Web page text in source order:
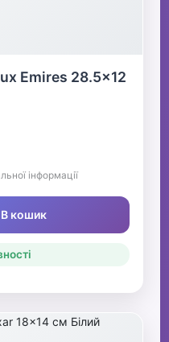
Emires 28.5x12
інформації
В кошик